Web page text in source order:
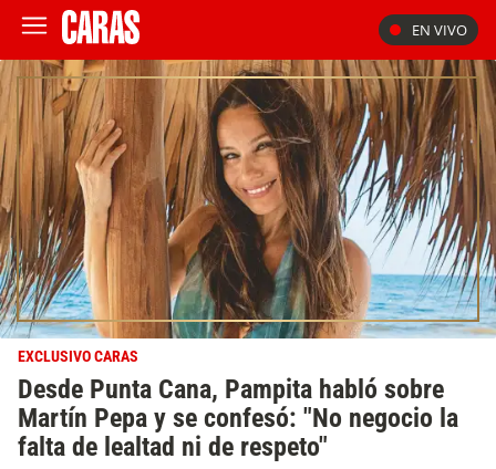
EN VIVO
EXCLUSIVO CARAS
Desde Punta Cana, Pampita habló sobre
Martín Pepa y se confesó: "No negocio la
falta de lealtad ni de respeto"